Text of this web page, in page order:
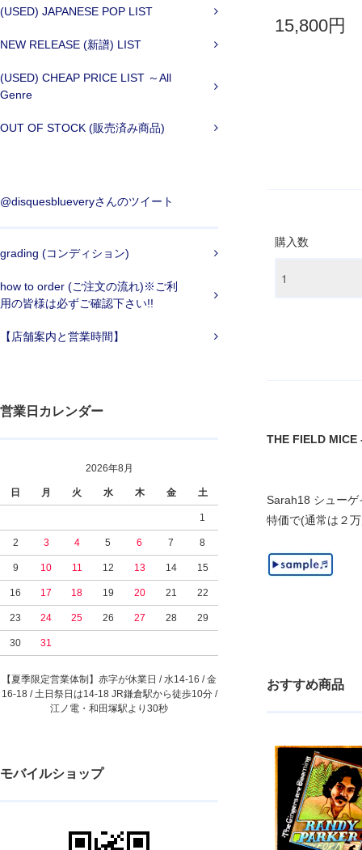
(USED) JAPANESE POP LIST
NEW RELEASE (新譜) LIST
(USED) CHEAP PRICE LIST ～All
Genre
OUT OF STOCK (販売済み商品)
@disquesblueveryさんのツイート
grading (コンディション)
how to order (ご注文の流れ)※ご利
用の皆様は必ずご確認下さい!!
【店舗案内と営業時間】
営業日カレンダー
2026年8月
日 月 火 水 木 金 土
1
2 3 4 5 6 7 8
9 10 11 12 13 14 15
16 17 18 19 20 21 22
23 24 25 26 27 28 29
30 31
【夏季限定営業体制】赤字が休業日 / 水14-16 / 金
16-18 / 土日祭日は14-18 JR鎌倉駅から徒歩10分 /
江ノ電・和田塚駅より30秒
モバイルショップ
15,800円
購入数
THE FIELD
Sarah18 シューゲ
特価で(通常は２
おすすめ商品